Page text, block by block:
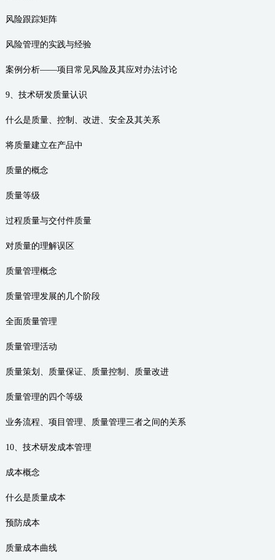
风险跟踪矩阵
风险管理的实践与经验
案例分析——项目常见风险及其应对办法讨论
9、技术研发质量认识
什么是质量、控制、改进、安全及其关系
将质量建立在产品中
质量的概念
质量等级
过程质量与交付件质量
对质量的理解误区
质量管理概念
质量管理发展的几个阶段
全面质量管理
质量管理活动
质量策划、质量保证、质量控制、质量改进
质量管理的四个等级
业务流程、项目管理、质量管理三者之间的关系
10、技术研发成本管理
成本概念
什么是质量成本
预防成本
质量成本曲线